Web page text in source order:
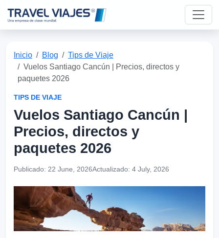
Inicio Blog
Tips de Viaje
Vuelos Santiago Cancún | Precios, directos y
paquetes 2026
TIPS DE VIAJE
Vuelos Santiago Cancún |
Precios, directos y
paquetes 2026
Publicado: 22 June, 2026Actualizado: 4 July, 2026